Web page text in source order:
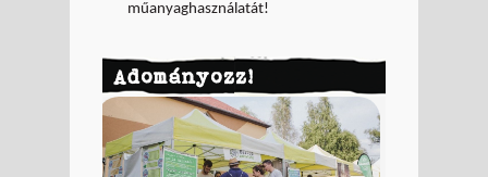
műanyaghasználatát!
Adományozz!